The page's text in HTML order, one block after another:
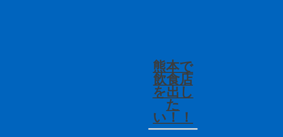
TOP
NEWS
熊本で
飲食店
を出し
た
い！！